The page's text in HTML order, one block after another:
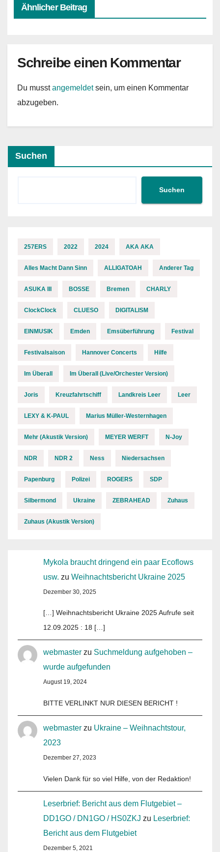
Ähnlicher Beitrag
Schreibe einen Kommentar
Du musstangemeldetsein, um einen Kommentar
abzugeben.
Suchen
Suchen
257ERS 2022 2024 AKA AKA
Alles Macht Dann Sinn ALLIGATOAH Anderer Tag
ASUKA III BOSSE Bremen CHARLY
ClockClock CLUESO DIGITALISM
EINMUSIK Emden Emsüberführung Festival
Festivalsaison Hannover Concerts Hilfe
Im Überall Im Überall (Live/Orchester Version)
Joris Kreuzfahrtschiff Landkreis Leer Leer
LEXY & K-PAUL Marius Müller-Westernhagen
Mehr (Akustik Version) MEYER WERFT N-Joy
NDR NDR 2 Ness Niedersachsen
Papenburg Polizei ROGERS SDP
Silbermond Ukraine ZEBRAHEAD Zuhaus
Zuhaus (Akustik Version)
Mykola braucht dringend ein paar Ecoflows
usw. zu Weihnachtsbericht Ukraine 2025
Dezember 30, 2025
[…] Weihnachtsbericht Ukraine 2025 Aufrufe seit
12.09.2025 : 18 […]
webmaster zu Suchmeldung aufgehoben –
wurde aufgefunden
August 19, 2024
BITTE VERLINKT NUR DIESEN BERICHT !
webmaster zu Ukraine – Weihnachtstour,
2023
Dezember 27, 2023
Vielen Dank für so viel Hilfe, von der Redaktion!
Leserbrief: Bericht aus dem Flutgebiet –
DD1GO / DN1GO / HS0ZKJ zu Leserbrief:
Bericht aus dem Flutgebiet
Dezember 5, 2021